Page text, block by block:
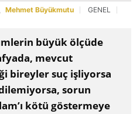
Mehmet Büyükmutu GENEL
büyük ölçüde
mevcut
bireyler suç işliyorsa
sorun
kötü göstermeye